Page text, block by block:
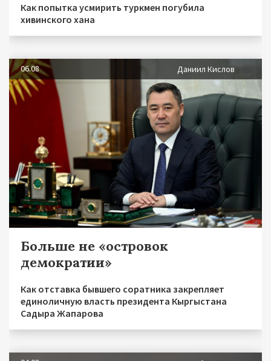
Как попытка усмирить туркмен погубила
хивинского хана
06.08 Даниил Кислов
Больше не «островок
демократии»
Как отставка бывшего соратника закрепляет
единоличную власть президента Кыргыстана
Садыра Жапарова